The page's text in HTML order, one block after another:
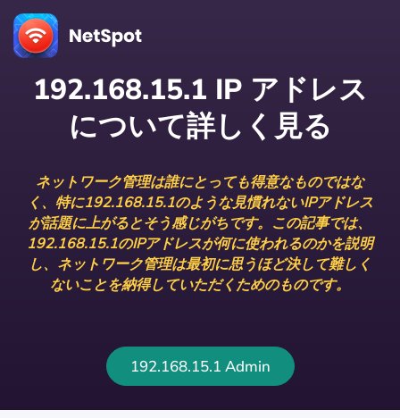
192.168.15.1 IP アドレス
について詳しく見る
ネットワーク管理は誰にとっても得意なものではな
く、特に192.168.15.1のような見慣れないIPアドレス
が話題に上がるとそう感じがちです。この記事では、
192.168.15.1のIPアドレスが何に使われるのかを説明
し、ネットワーク管理は最初に思うほど決して難しく
ないことを納得していただくためのものです。
192.168.15.1 Admin